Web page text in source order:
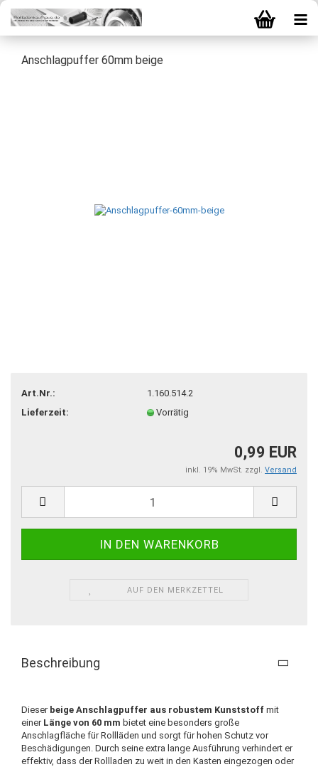
Anschlagpuffer 60mm beige
Art.Nr.:
1.160.514.2
Lieferzeit:
Vorrätig
0,99 EUR
inkl. 19% MwSt. zzgl. Versand
AUF DEN MERKZETTEL
Beschreibung
Dieser beige Anschlagpuffer aus robustem Kunststoff mit
einer Länge von 60 mm bietet eine besonders große
Anschlagfläche für Rollläden und sorgt für hohen Schutz vor
Beschädigungen. Durch seine extra lange Ausführung verhindert er
effektiv, dass der Rollladen zu weit in den Kasten eingezogen oder